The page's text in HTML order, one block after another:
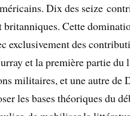
Dix des seize
britanniques. Cette
exclusivement des
et la première partie
militaires, et une autre
les bases théoriques du